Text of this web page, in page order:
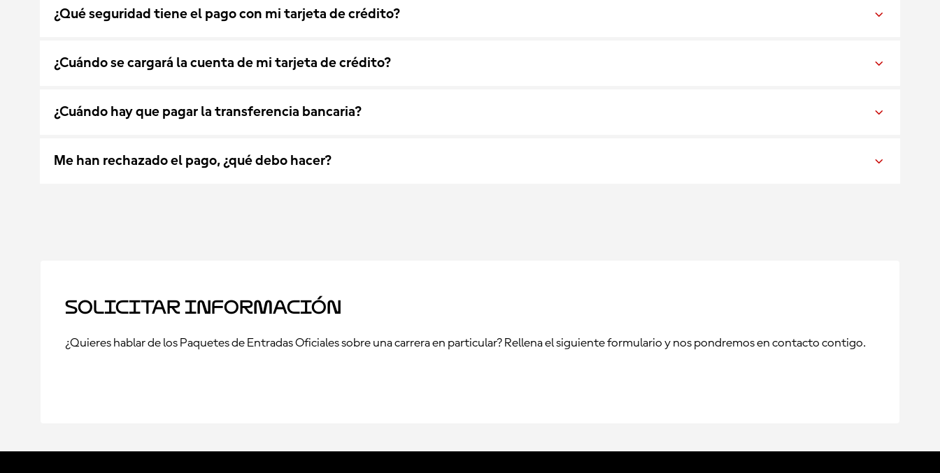
¿Qué seguridad tiene el pago con mi tarjeta de crédito?
¿Cuándo se cargará la cuenta de mi tarjeta de crédito?
¿Cuándo hay que pagar la transferencia bancaria?
Me han rechazado el pago, ¿qué debo hacer?
Solicitar información
¿Quieres hablar de los Paquetes de Entradas Oficiales sobre una carrera en particular? Rellena el siguiente formulario y nos pondremos en contacto contigo.